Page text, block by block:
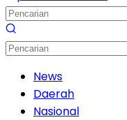
News
Daerah
Nasional